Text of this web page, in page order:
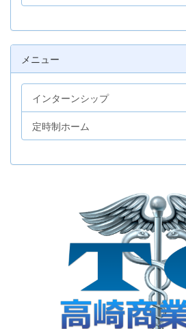
メニュー
インターンシップ
定時制ホーム